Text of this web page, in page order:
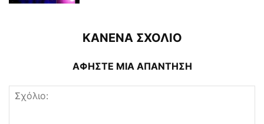
ΚΑΝΕΝΑ ΣΧΟΛΙΟ
ΑΦΗΣΤΕ ΜΙΑ ΑΠΑΝΤΗΣΗ